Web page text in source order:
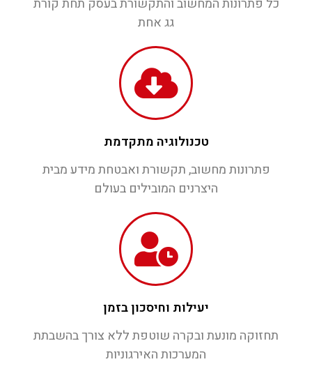
כל פתרונות המחשוב והתקשורת בעסק תחת קורת
גג אחת
טכנולוגיה מתקדמת
פתרונות מחשוב, תקשורת ואבטחת מידע מבית
היצרנים המובילים בעולם
יעילות וחיסכון בזמן
תחזוקה מונעת ובקרה שוטפת ללא צורך בהשבתת
המערכות האירגוניות